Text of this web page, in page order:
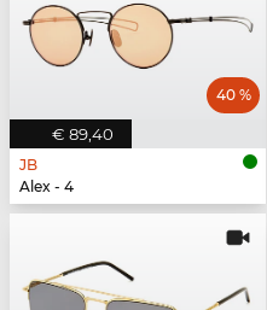
€ 89,40
40 %
JB
Alex - 4